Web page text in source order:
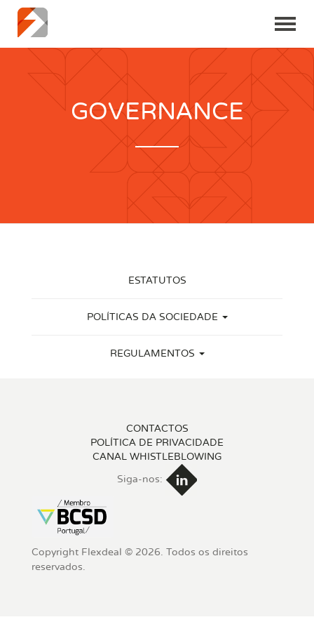
GOVERNANCE
ESTATUTOS
POLÍTICAS DA SOCIEDADE
REGULAMENTOS
CONTACTOS
POLÍTICA DE PRIVACIDADE
CANAL WHISTLEBLOWING
Siga-nos:
Copyright Flexdeal © 2026. Todos os direitos
reservados.